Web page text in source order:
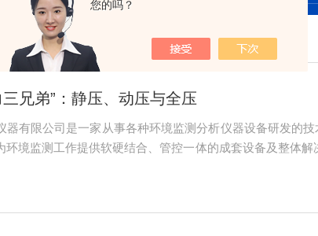
您的吗？
兄弟”：静压、动压与全压
器有限公司是一家从事各种环境监测分析仪器设备研发的
境监测工作提供软硬结合、管控一体的成套设备及整体